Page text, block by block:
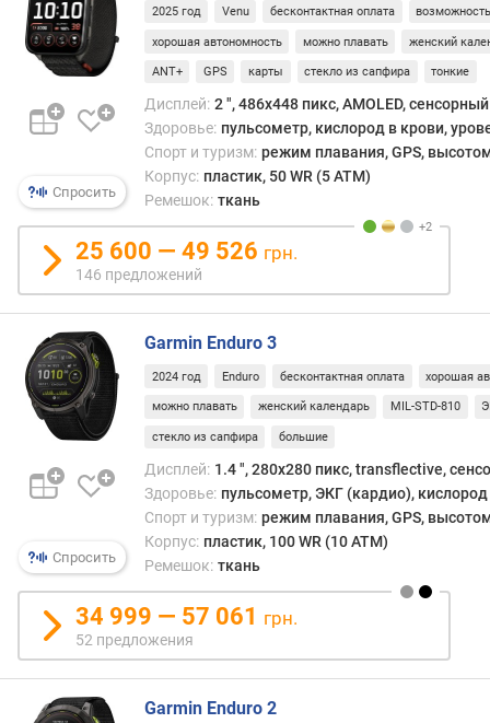
м
у
л
т
о
а
(
м
А
ч
)
в
р
е
м
я
а
б
т
ы
(
о
б
ы
н
Спросить
2025 год Venu бесконтактная оплата
хорошая автономность можно плавать женский
ANT+ GPS карты стекло из сапфира тонкие
Дисплей: 2 ", 486x448 пикс, AMOLED, сенсорный
Здоровье: пульсометр, кислород в крови,
Спорт и туризм: режим плавания, GPS,
Корпус: пластик, 50 WR (5 ATM)
Ремешок: ткань
25 600 — 49 526 грн.
146 предложений
Спросить
Garmin Enduro 3
2024 год Enduro бесконтактная оплата хорошая
можно плавать женский календарь MIL-STD-810
стекло из сапфира большие
Дисплей: 1.4 ", 280x280 пикс, transflective,
Здоровье: пульсометр, ЭКГ (кардио), кислород
Спорт и туризм: режим плавания, GPS,
Корпус: пластик, 100 WR (10 ATM)
Ремешок: ткань
34 999 — 57 061 грн.
52 предложения
Garmin Enduro 2